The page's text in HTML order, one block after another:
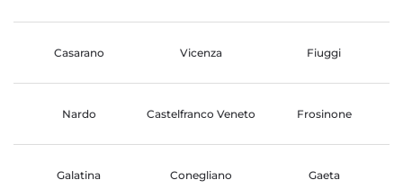
Casarano Vicenza Fiuggi
Nardo Castelfranco Veneto Frosinone
Galatina Conegliano Gaeta